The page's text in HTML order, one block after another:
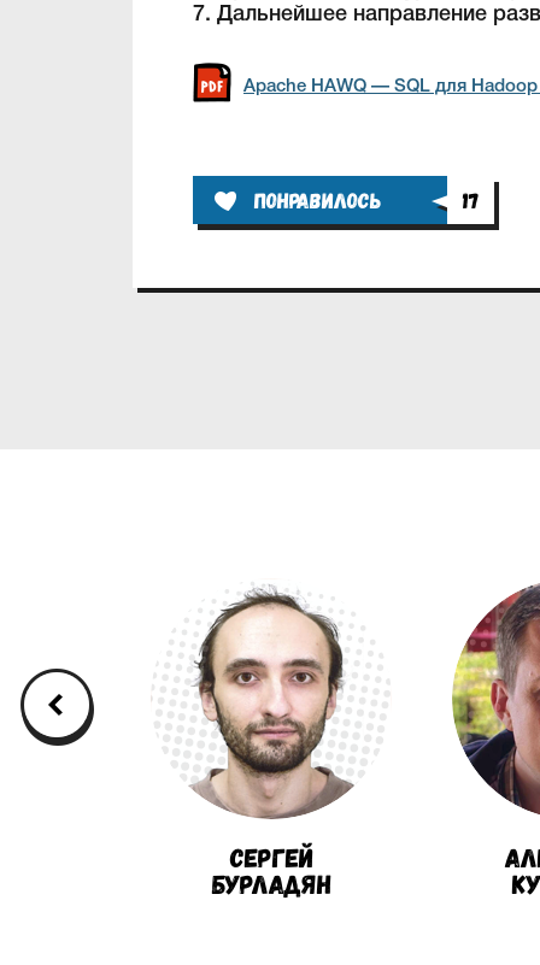
7. Дальнейшее направление
Apache HAWQ — SQL для
Понравилось 17
Сергей
Бурладян